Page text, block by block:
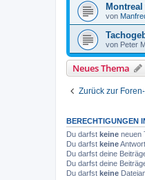
von
von Peter
Neues Thema
Zurück zur
BERECHTIGUNGEN
Du darfst keine neuen
Du darfst keine
Du darfst deine
Du darfst deine
Du darfst keine